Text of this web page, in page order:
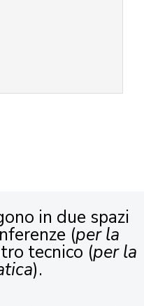
in due spazi
(per la
tecnico (per la
).